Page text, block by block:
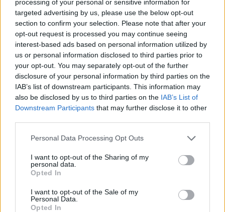
processing of your personal or sensitive information for
targeted advertising by us, please use the below opt-out
section to confirm your selection. Please note that after your
opt-out request is processed you may continue seeing
interest-based ads based on personal information utilized by
us or personal information disclosed to third parties prior to
your opt-out. You may separately opt-out of the further
disclosure of your personal information by third parties on the
IAB’s list of downstream participants. This information may
also be disclosed by us to third parties on the IAB’s List of
Downstream Participants that may further disclose it to other
Personal Data Processing Opt Outs
I want to opt-out of the Sharing of my
personal data.
Opted In
I want to opt-out of the Sale of my
Personal Data.
Opted In
Il Carbonia non si iscrive, Meloni:
«Impossibilitati nel far fronte alle vertenze
dei giocatori»
31 Lug 2026